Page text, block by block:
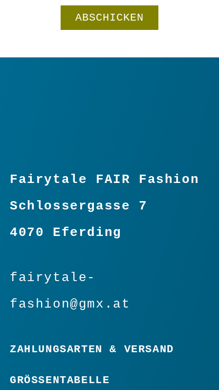
Fairytale FAIR Fashion
Schlossergasse 7
4070 Eferding
fairytale-
fashion@gmx.at
ZAHLUNGSARTEN & VERSAND
GRÖSSENTABELLE